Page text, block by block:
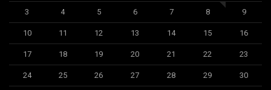
3 4 5 6 7 8 9
10 11 12 13 14 15 16
17 18 19 20 21 22 23
24 25 26 27 28 29 30